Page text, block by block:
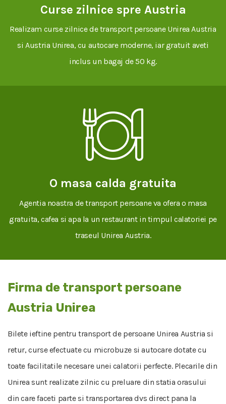
Curse zilnice spre Austria
Realizam curse zilnice de transport persoane Unirea Austria
si Austria Unirea, cu autocare moderne, iar gratuit aveti
inclus un bagaj de 50 kg.
O masa calda gratuita
Agentia noastra de transport persoane va ofera o masa
gratuita, cafea si apa la un restaurant in timpul calatoriei pe
traseul Unirea Austria.
Firma de transport persoane
Austria Unirea
Bilete ieftine pentru transport de persoane Unirea Austria si
retur, curse efectuate cu microbuze si autocare dotate cu
toate facilitatile necesare unei calatorii perfecte. Plecarile din
Unirea sunt realizate zilnic cu preluare din statia orasului
din care faceti parte si transportarea dvs direct pana la